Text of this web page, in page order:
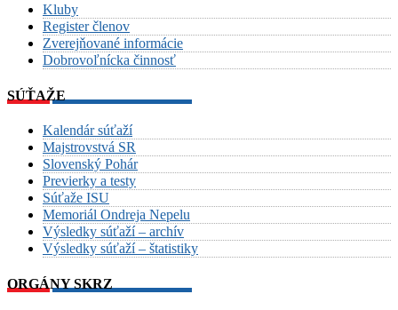
Kluby
Register členov
Zverejňované informácie
Dobrovoľnícka činnosť
SÚŤAŽE
Kalendár súťaží
Majstrovstvá SR
Slovenský Pohár
Previerky a testy
Súťaže ISU
Memoriál Ondreja Nepelu
Výsledky súťaží – archív
Výsledky súťaží – štatistiky
ORGÁNY SKRZ